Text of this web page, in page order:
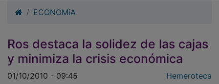
ECONOMíA
Ros destaca la solidez de las cajas
y minimiza la crisis económica
01/10/2010 - 09:45 Hemeroteca